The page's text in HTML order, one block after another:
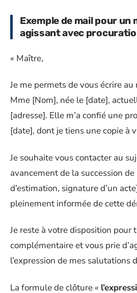
Exemple de mail pour un
agissant avec
« Maître,
Je me permets de vous écrire
Mme [Nom], née le [date],
[adresse]. Elle m’a confié une
[date], dont je tiens une copie à
Je souhaite vous contacter au
avancement de la succession
d’estimation, signature d’un
pleinement informée de cette
Je reste à votre disposition pour
complémentaire et vous prie
l’expression de mes salutations
La formule de clôture «